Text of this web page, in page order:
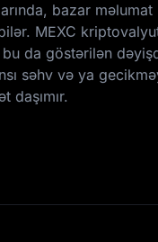
bazar məlumat
MEXC
bu da göstərilən
səhv və ya
daşımır.